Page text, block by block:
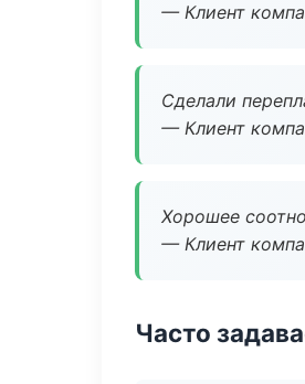
— Клиент
Сделали
— Клиент
Хорошее
— Клиент
Часто